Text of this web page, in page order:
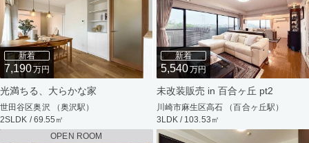
新着
7,190万円
光満ちる、大らかな家
世田谷区奥沢 （奥沢駅）
2SLDK / 69.55㎡
新着
5,540万円
未改装販売 in 百合ヶ丘 pt2
川崎市麻生区高石 （百合ヶ丘駅）
3LDK / 103.53㎡
OPEN ROOM